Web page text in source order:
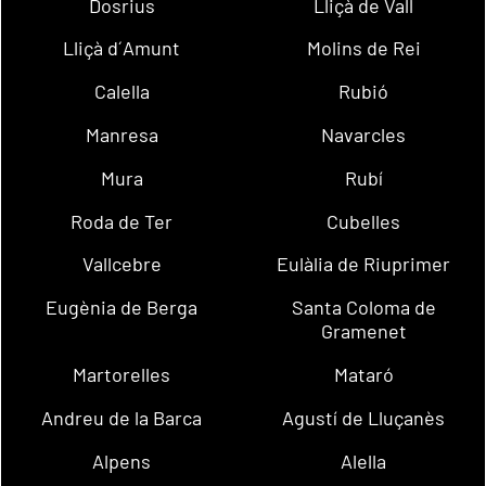
Dosrius
Lliçà de Vall
Lliçà d´Amunt
Molins de Rei
Calella
Rubió
Manresa
Navarcles
Mura
Rubí
Roda de Ter
Cubelles
Vallcebre
Eulàlia de Riuprimer
Eugènia de Berga
Santa Coloma de
Gramenet
Martorelles
Mataró
Andreu de la Barca
Agustí de Lluçanès
Alpens
Alella